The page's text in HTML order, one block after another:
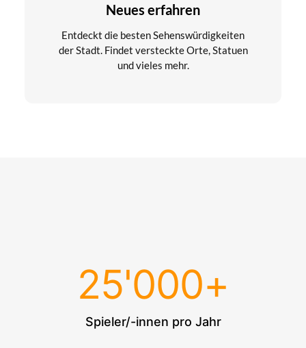
Neues erfahren
Entdeckt die besten Sehenswürdigkeiten
der Stadt. Findet versteckte Orte, Statuen
und vieles mehr.
Spieler/-innen pro Jahr
25'000+